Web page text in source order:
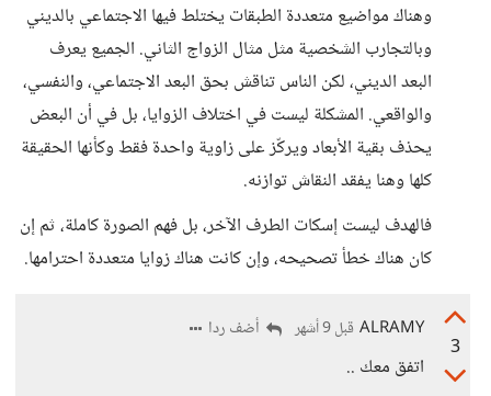
وهناك مواضيع متعددة الطبقات يختلط فيها الاجتماعي بالديني
وبالتجارب الشخصية مثل مثال الزواج الثاني. الجميع يعرف
البعد الديني، لكن الناس تناقش بحق البعد الاجتماعي، والنفسي،
والواقعي. المشكلة ليست في اختلاف الزوايا، بل في أن البعض
يحذف بقية الأبعاد ويركّز على زاوية واحدة فقط وكأنها الحقيقة
كلها وهنا يفقد النقاش توازنه.
فالهدف ليست إسكات الطرف الآخر، بل فهم الصورة كاملة، ثم إن
كان هناك خطأ تصحيحه، وإن كانت هناك زوايا متعددة احترامها.
3
ALRAMY قبل 9 أشهر أضف ردا
اتفق معك ..